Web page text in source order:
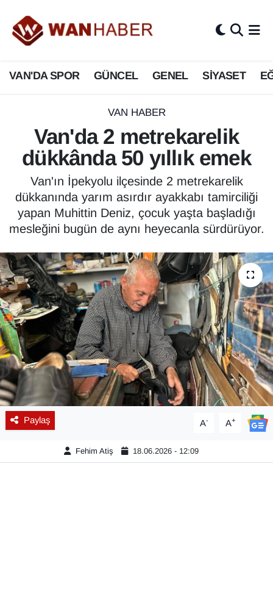
VAN'DA SPOR GÜNCEL GENEL SİYASET
VAN HABER
Van'da 2 metrekarelik
dükkânda 50 yıllık emek
Van'ın İpekyolu ilçesinde 2 metrekarelik
dükkanında yarım asırdır ayakkabı tamirciliği
yapan Muhittin Deniz, çocuk yaşta başladığı
mesleğini bugün de aynı heyecanla sürdürüyor.
Paylaş A- A+
Fehim Atiş 18.06.2026 - 12:09
3.SAYFA
ASAYİŞ
BİLİM VE TEKNOLOJİ
Biyografi
ÇEVRE
Deprem
Dernekler, Odalar
Diğer
DÜNYA
EĞİTİM
EKONOMİ
Eleman
Emlak
Van Nöbetçi Eczaneler
Van Hava Durumu
Van Namaz Vakitleri
Van Trafik Yoğunluk Haritası
Süper Lig Puan Durumu ve Fikstür
Tüm Manşetler
Son Dakika Haberleri
Haber Arşivi